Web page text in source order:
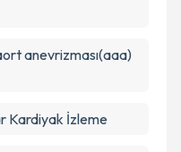
anevrizması(aaa)
Kardiyak İzleme